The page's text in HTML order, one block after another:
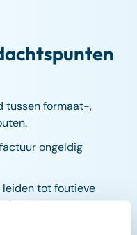
tussen formaat-,
ongeldig
leiden tot foutieve